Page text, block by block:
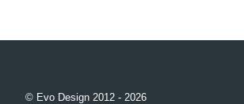
© Evo Design 2012 - 2026